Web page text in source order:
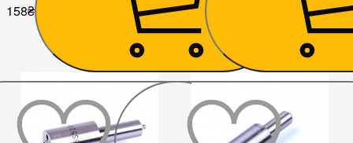
158₴ 765₴